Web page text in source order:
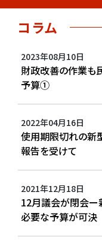
コラム
2023年08月10日
財政改善の作業も
予算①
2022年04月16日
使用期限切れの新
報告を受けて
2021年12月18日
12月議会が閉会ー
必要な予算が可決